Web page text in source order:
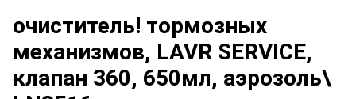
очиститель! тормозных
механизмов, LAVR SERVICE,
клапан 360, 650мл, аэрозоль\